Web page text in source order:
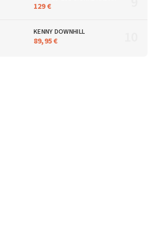
129 €
KENNY DOWNHILL
89,95 €